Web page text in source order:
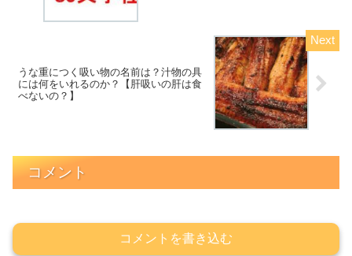
うな重につく吸い物の名前は？汁物の具
には何をいれるのか？【肝吸いの肝は食
べないの？】
コメント
コメントを書き込む